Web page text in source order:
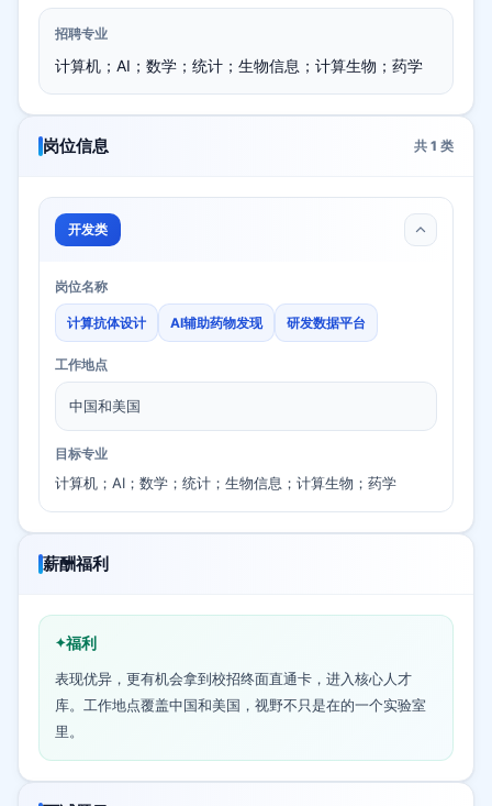
招聘专业
计算机；AI；数学；统计；生物信息；计算生物；药学
岗位信息 共 1 类
开发类
岗位名称
计算抗体设计 AI辅助药物发现 研发数据平台
工作地点
中国和美国
目标专业
计算机；AI；数学；统计；生物信息；计算生物；药学
薪酬福利
福利
表现优异，更有机会拿到校招终面直通卡，进入核心人才
库。工作地点覆盖中国和美国，视野不只是在的一个实验室
里。